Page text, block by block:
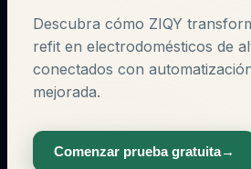
Descubra cómo ZIQY
refit en electrodomésticos de
conectados con
mejorada.
Comenzar prueba gratuita→